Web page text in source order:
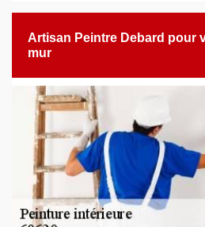
Artisan Peintre Debard pour
mur